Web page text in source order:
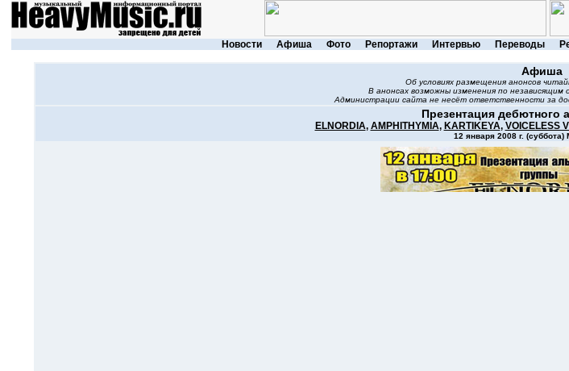
Новости Афиша Фото Репортажи Интервью Переводы
Афиша
Об условиях размещения анонсов
В анонсах возможны изменения по
Администрации сайта не несёт ответственности за
Презентация дебютного
ELNORDIA, AMPHITHYMIA, KARTIKEYA, VOICELESS
12 января 2008 г. (суббота)